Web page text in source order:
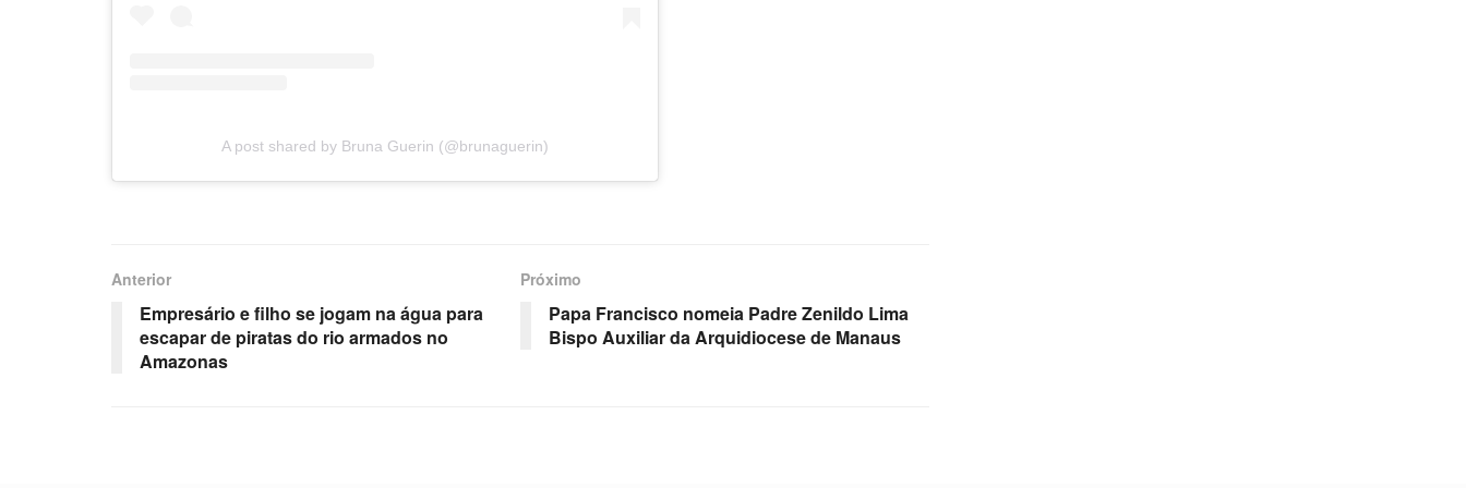
A post shared by Bruna Guerin (@brunaguerin)
Anterior
Empresário e filho se jogam na água para
escapar de piratas do rio armados no
Amazonas
Próximo
Papa Francisco nomeia Padre Zenildo Lima
Bispo Auxiliar da Arquidiocese de Manaus